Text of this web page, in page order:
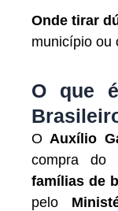
Onde tirar
município ou
O que
O Auxílio
compra do
famílias de
pelo